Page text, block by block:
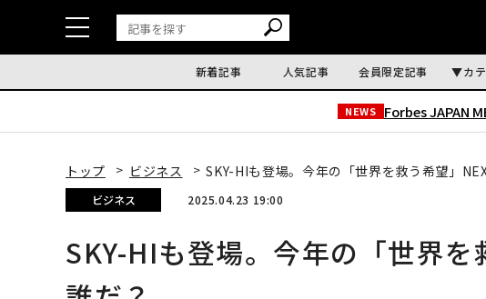
新着記事 人気記事 会員限定記事 カ
NEWS Forbes JAPAN
トップ ビジネス SKY-HIも登場。今年の「世界を救う希望」
ビジネス 2025.04.23 19:00
SKY-HIも登場。今年の「世界